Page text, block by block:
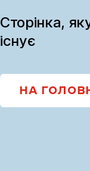
Сторінка,
існує
НА